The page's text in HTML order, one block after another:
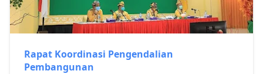
Rapat Koordinasi Pengendalian
Pembangunan